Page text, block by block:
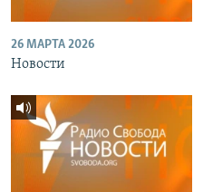
26 МАРТА 2026
Новости